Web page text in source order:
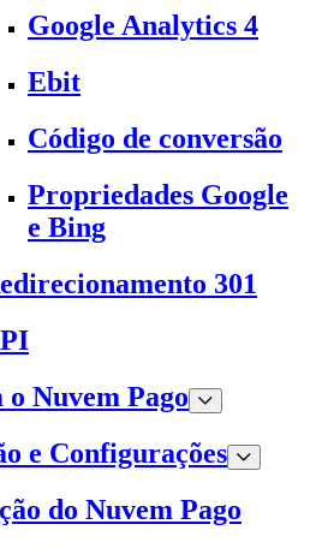
Google Analytics 4
Ebit
Código de conversão
Propriedades Google
e Bing
301
o Nuvem Pago
e Configurações
do Nuvem Pago